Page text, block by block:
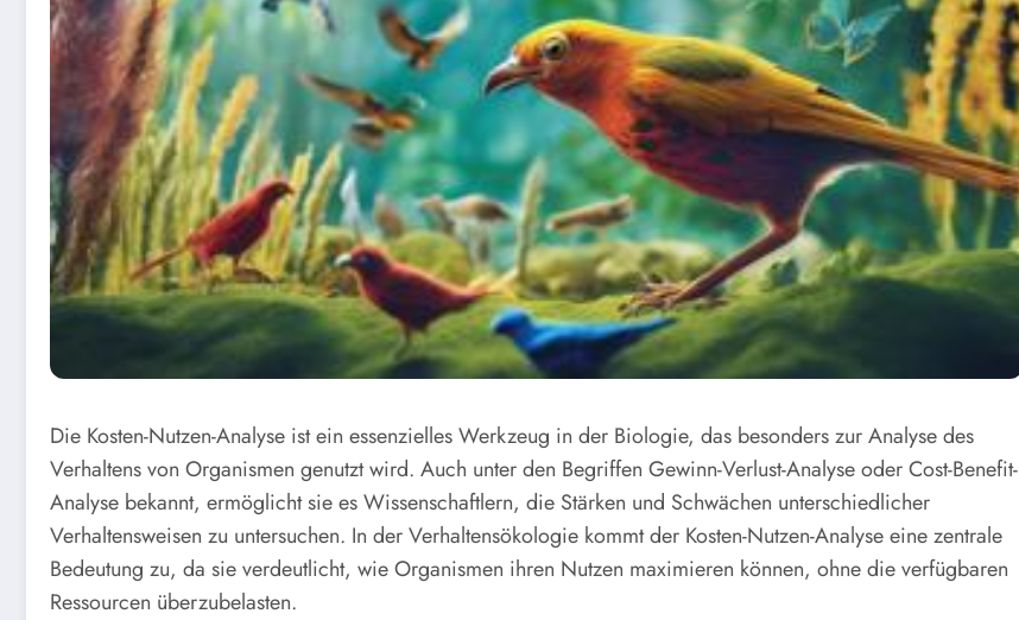
Die Kosten-Nutzen-Analyse ist ein essenzielles Werkzeug in der Biologie, das besonders zur Analyse des
Verhaltens von Organismen genutzt wird. Auch unter den Begriffen Gewinn-Verlust-Analyse oder Cost-Benefit-
Analyse bekannt, ermöglicht sie es Wissenschaftlern, die Stärken und Schwächen unterschiedlicher
Verhaltensweisen zu untersuchen. In der Verhaltensökologie kommt der Kosten-Nutzen-Analyse eine zentrale
Bedeutung zu, da sie verdeutlicht, wie Organismen ihren Nutzen maximieren können, ohne die verfügbaren
Ressourcen überzubelasten.